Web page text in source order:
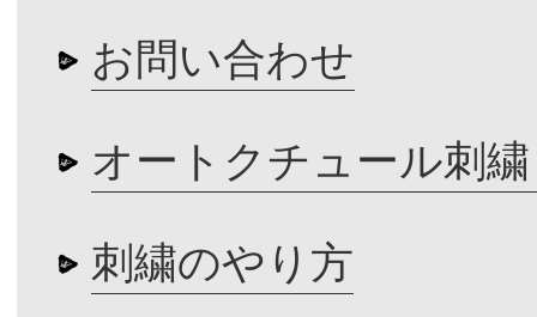
お問い合わせ
オートクチュール刺
刺繍のやり方